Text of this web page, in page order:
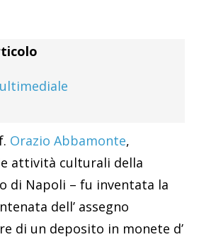
Orazio Abbamonte,
attività culturali della
di Napoli – fu inventata la
dell’ assegno
di un deposito in monete d’